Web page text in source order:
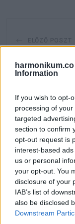
harmonikum.co
Information
If you wish to opt-
processing of
targeted
section to confirm
opt-out request is
interest-based
us or personal
your opt-out. You
disclosure of your
IAB’s list of
also be disclosed
Downstream
hiszed
tévedsz!
NAPI VICC: